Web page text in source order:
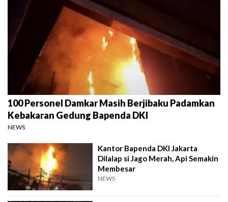
100 Personel Damkar Masih Berjibaku Padamkan
Kebakaran Gedung Bapenda DKI
NEWS
Kantor Bapenda DKI Jakarta
Dilalap si Jago Merah, Api Semakin
Membesar
NEWS